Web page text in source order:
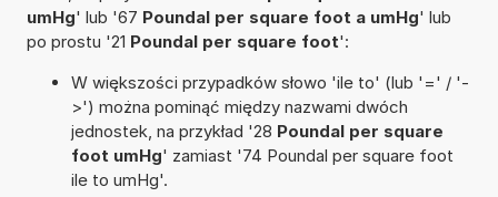
umHg' lub '67 Poundal per square foot a umHg' lub
po prostu '21 Poundal per square foot':
W większości przypadków słowo 'ile to' (lub '=' / '-
>') można pominąć między nazwami dwóch
jednostek, na przykład '28 Poundal per square
foot umHg' zamiast '74 Poundal per square foot
ile to umHg'.